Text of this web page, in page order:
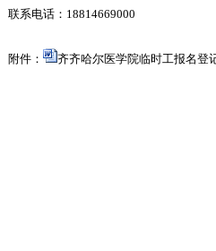
联系电话： 18814669000
附件： 齐齐哈尔医学院临时工报名登